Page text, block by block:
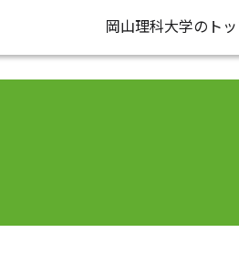
岡山理科大学のト